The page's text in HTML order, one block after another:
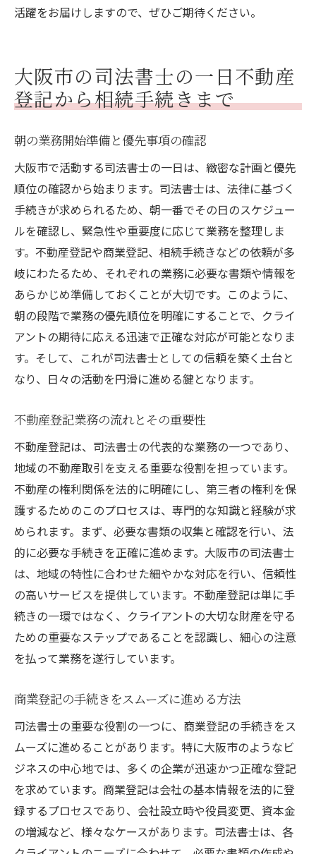
活躍をお届けしますので、ぜひご期待ください。
大阪市の司法書士の一日不動産
登記から相続手続きまで
朝の業務開始準備と優先事項の確認
大阪市で活動する司法書士の一日は、緻密な計画と優先
順位の確認から始まります。司法書士は、法律に基づく
手続きが求められるため、朝一番でその日のスケジュー
ルを確認し、緊急性や重要度に応じて業務を整理しま
す。不動産登記や商業登記、相続手続きなどの依頼が多
岐にわたるため、それぞれの業務に必要な書類や情報を
あらかじめ準備しておくことが大切です。このように、
朝の段階で業務の優先順位を明確にすることで、クライ
アントの期待に応える迅速で正確な対応が可能となりま
す。そして、これが司法書士としての信頼を築く土台と
なり、日々の活動を円滑に進める鍵となります。
不動産登記業務の流れとその重要性
不動産登記は、司法書士の代表的な業務の一つであり、
地域の不動産取引を支える重要な役割を担っています。
不動産の権利関係を法的に明確にし、第三者の権利を保
護するためのこのプロセスは、専門的な知識と経験が求
められます。まず、必要な書類の収集と確認を行い、法
的に必要な手続きを正確に進めます。大阪市の司法書士
は、地域の特性に合わせた細やかな対応を行い、信頼性
の高いサービスを提供しています。不動産登記は単に手
続きの一環ではなく、クライアントの大切な財産を守る
ための重要なステップであることを認識し、細心の注意
を払って業務を遂行しています。
商業登記の手続きをスムーズに進める方法
司法書士の重要な役割の一つに、商業登記の手続きをス
ムーズに進めることがあります。特に大阪市のようなビ
ジネスの中心地では、多くの企業が迅速かつ正確な登記
を求めています。商業登記は会社の基本情報を法的に登
録するプロセスであり、会社設立時や役員変更、資本金
の増減など、様々なケースがあります。司法書士は、各